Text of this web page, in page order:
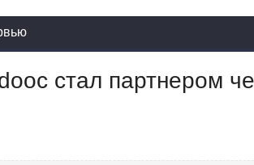
стал партнером